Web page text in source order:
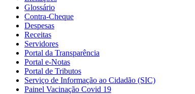
Glossário
Contra-Cheque
Despesas
Receitas
Servidores
Portal da Transparência
Portal e-Notas
Portal de Tributos
Serviço de Informação ao Cidadão (SIC)
Painel Vacinação Covid 19